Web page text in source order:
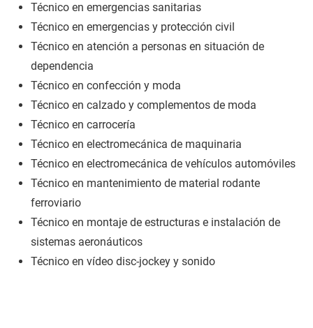
Técnico en emergencias sanitarias
Técnico en emergencias y protección civil
Técnico en atención a personas en situación de
dependencia
Técnico en confección y moda
Técnico en calzado y complementos de moda
Técnico en carrocería
Técnico en electromecánica de maquinaria
Técnico en electromecánica de vehículos automóviles
Técnico en mantenimiento de material rodante
ferroviario
Técnico en montaje de estructuras e instalación de
sistemas aeronáuticos
Técnico en vídeo disc-jockey y sonido